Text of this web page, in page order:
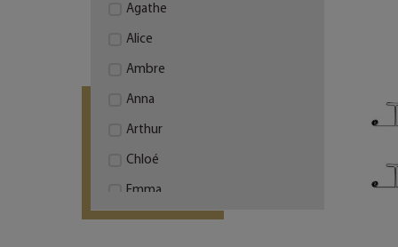
Agathe
Alice
Ambre
Anna
Arthur
Chloé
Emma
Enzo